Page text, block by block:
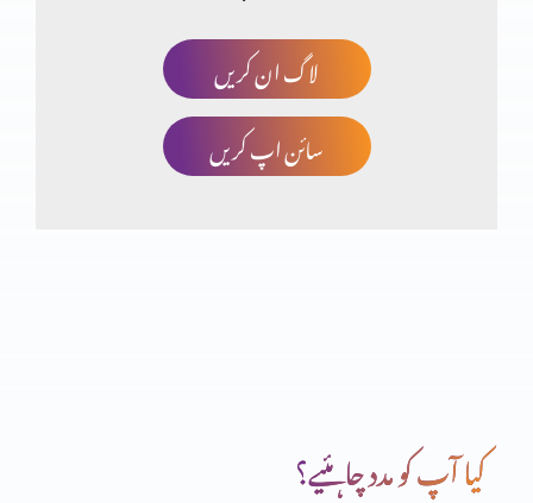
خدا کا منضوبہ
لاگ ان کریں
سائن اپ کریں
کیا آپ کو مدد چاہئیے؟